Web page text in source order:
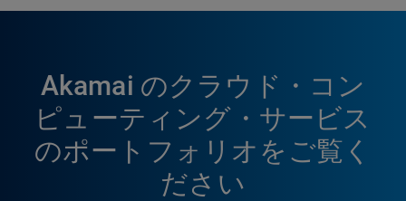
Akamai のクラウド・コン
ピューティング・サービス
のポートフォリオをご覧く
ださい